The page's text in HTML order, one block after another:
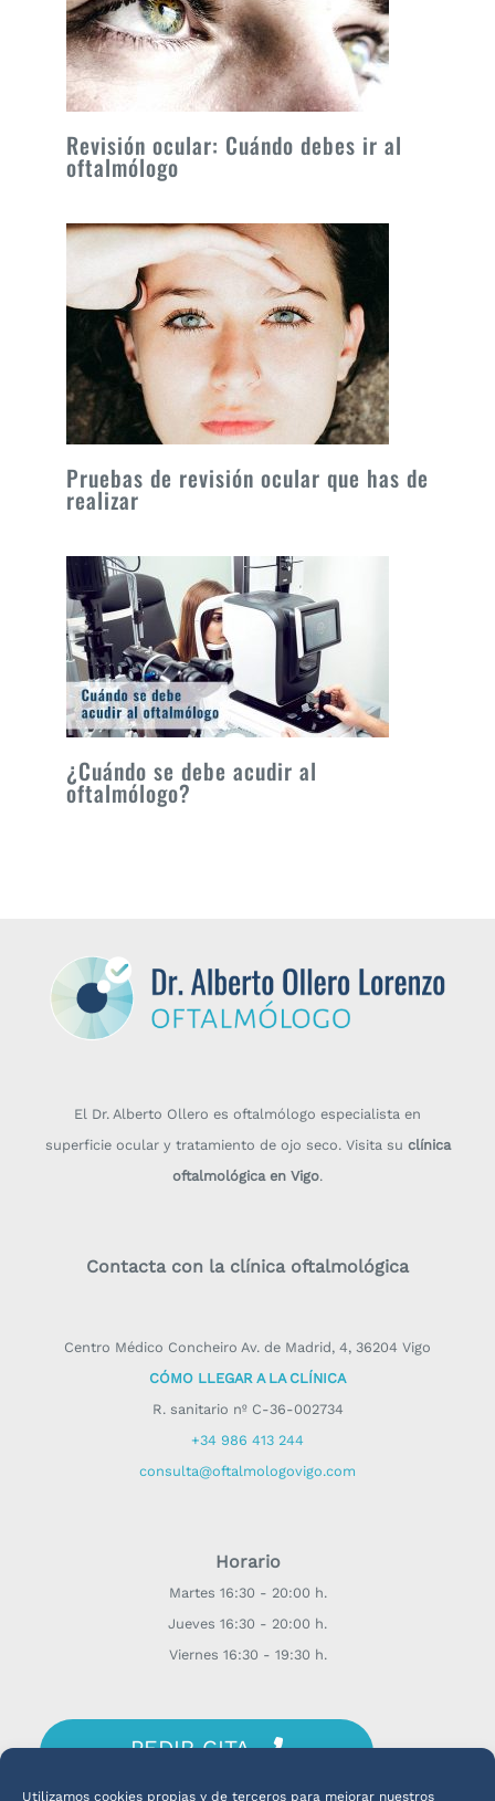
Utilizamos cookies propias y de terceros para mejorar nuestros
Revisión ocular: Cuándo debes ir al
oftalmólogo
Pruebas de revisión ocular que has de
realizar
¿Cuándo se debe acudir al
oftalmólogo?
El Dr. Alberto Ollero es oftalmólogo especialista en
superficie ocular y tratamiento de ojo seco. Visita su clínica
oftalmológica en Vigo.
Contacta con la clínica oftalmológica
Centro Médico Concheiro Av. de Madrid, 4, 36204 Vigo
CÓMO LLEGAR A LA CLÍNICA
R. sanitario nº C-36-002734
+34 986 413 244
consulta@oftalmologovigo.com
Horario
Martes 16:30 - 20:00 h.
Jueves 16:30 - 20:00 h.
Viernes 16:30 - 19:30 h.
PEDIR CITA